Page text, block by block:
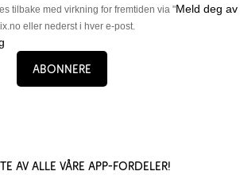
tilbake med virkning for fremtiden via "Meld deg av
eller nederst i hver e-post.
Abonnere
av alle våre app-fordeler!